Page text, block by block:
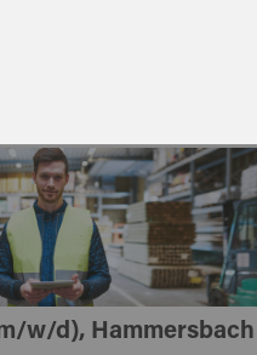
...
w/d), Hammersbach